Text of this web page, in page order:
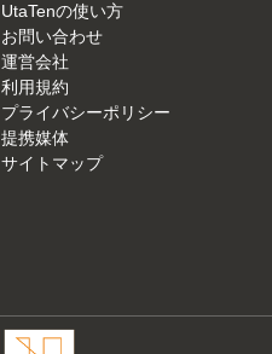
UtaTenの使い方
お問い合わせ
運営会社
利用規約
プライバシーポリシー
提携媒体
サイトマップ